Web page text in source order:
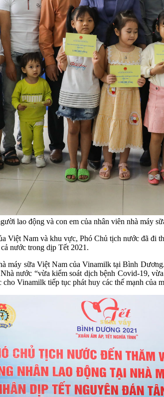
lao động và con em của nhân viên nhà máy
Việt Nam và khu vực, Phó Chủ tịch nước đã đi
nước trong dịp Tết 2021.
máy sữa Việt Nam của Vinamilk tại Bình
nước “vừa kiểm soát dịch bệnh Covid-19,
Vinamilk tiếp tục phát huy các thế mạnh của